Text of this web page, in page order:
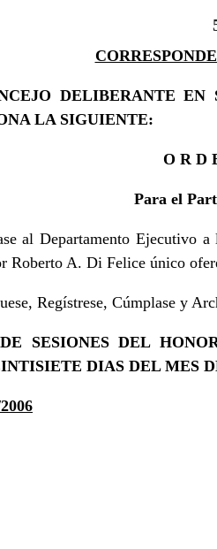
DELIBERANTE
LA SIGUIENTE:
O R D
Para el
al Departamento Ejecutivo
Roberto A. Di Felice único
Regístrese, Cúmplase y
SESIONES DEL
DIAS DEL MES